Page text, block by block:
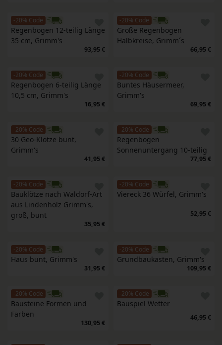
-20% Code
Regenbogen 12-teilig Länge
35 cm, Grimm's
93,95 €
-20% Code
Große Regenbogen
Halbkreise, Grimm´s
66,95 €
-20% Code
Regenbogen 6-teilig Länge
10,5 cm, Grimm's
16,95 €
-20% Code
Buntes Häusermeer,
Grimm's
69,95 €
-20% Code
30 Geo-Klötze bunt,
Grimm's
41,95 €
-20% Code
Regenbogen
Sonnenuntergang 10-teilig
77,95 €
-20% Code
Bauklötze nach Waldorf-Art
aus Lindenholz Grimm's,
groß, bunt
35,95 €
-20% Code
Viereck 36 Würfel, Grimm's
52,95 €
-20% Code
Haus bunt, Grimm's
31,95 €
-20% Code
Grundbaukasten, Grimm's
109,95 €
-20% Code
Bausteine Formen und
Farben
130,95 €
-20% Code
Bauspiel Wetter
46,95 €